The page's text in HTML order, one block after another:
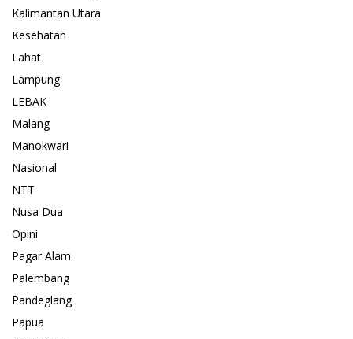
Kalimantan Utara
Kesehatan
Lahat
Lampung
LEBAK
Malang
Manokwari
Nasional
NTT
Nusa Dua
Opini
Pagar Alam
Palembang
Pandeglang
Papua